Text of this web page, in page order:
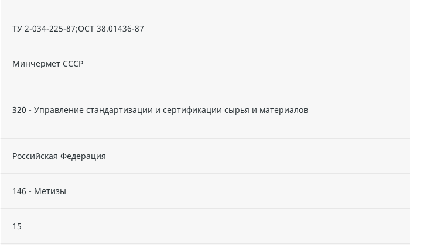
ТУ 2-034-225-87;ОСТ 38.01436-87
Минчермет СССР
320 - Управление стандартизации и сертификации сырья и материалов
Российская Федерация
146 - Метизы
15